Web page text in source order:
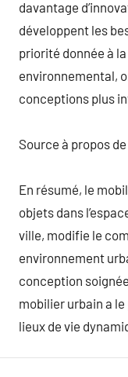
davantage
développent les
priorité donnée à
environnemental,
conceptions plus
Source à propos de
En résumé, le
objets dans
ville, modifie le
environnement
conception
mobilier urbain a
lieux de vie